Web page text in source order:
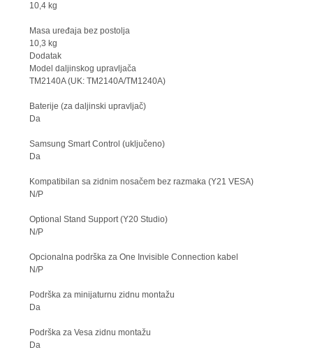
10,4 kg
Masa uređaja bez postolja
10,3 kg
Dodatak
Model daljinskog upravljača
TM2140A (UK: TM2140A/TM1240A)
Baterije (za daljinski upravljač)
Da
Samsung Smart Control (uključeno)
Da
Kompatibilan sa zidnim nosačem bez razmaka (Y21 VESA)
N/P
Optional Stand Support (Y20 Studio)
N/P
Opcionalna podrška za One Invisible Connection kabel
N/P
Podrška za minijaturnu zidnu montažu
Da
Podrška za Vesa zidnu montažu
Da